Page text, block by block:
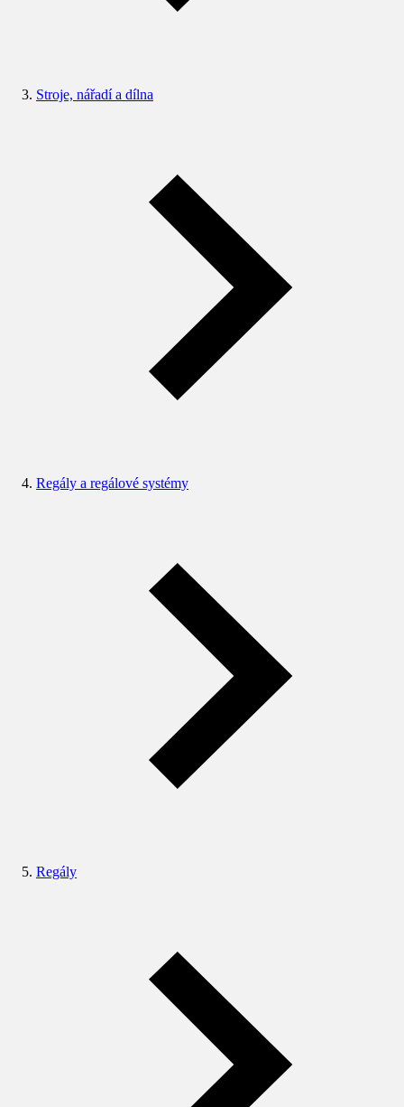
Stroje, nářadí a dílna
Regály a regálové systémy
Regály